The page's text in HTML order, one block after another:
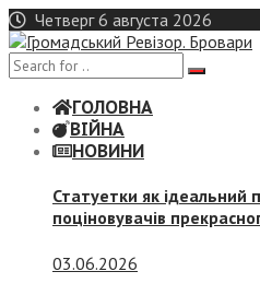
Skip
to
content
Четверг 6 августа 2026
ГОЛОВНА
ВІЙНА
НОВИНИ
Статуетки як ідеальний
поціновувачів
03.06.2026